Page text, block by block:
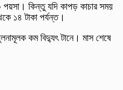
পয়সা। কিন্তু যদি কাপড় কাচার সময়
১৪ টাকা পর্যন্ত।
কম বিদ্যুৎ টানে। মাস শেষে